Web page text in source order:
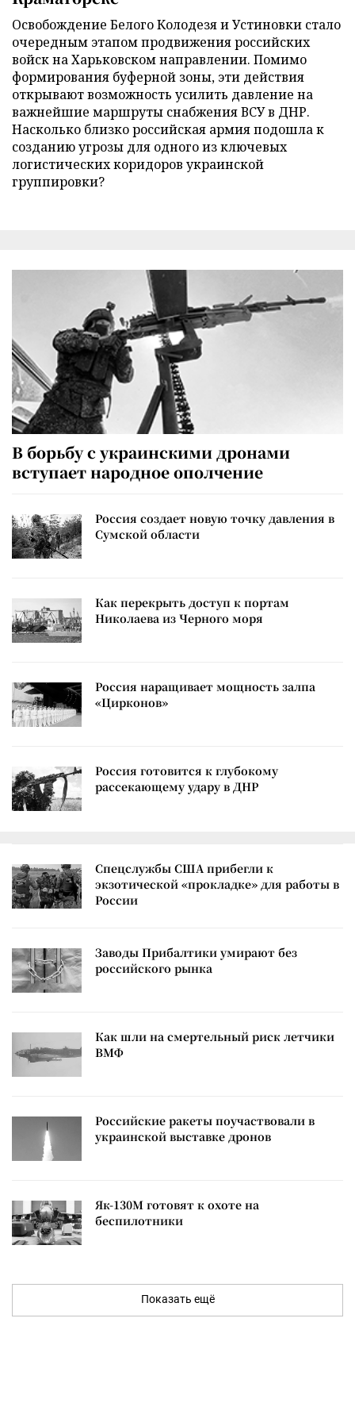
Освобождение Белого Колодезя и Устиновки стало
очередным этапом продвижения российских
войск на Харьковском направлении. Помимо
формирования буферной зоны, эти действия
открывают возможность усилить давление на
важнейшие маршруты снабжения ВСУ в ДНР.
Насколько близко российская армия подошла к
созданию угрозы для одного из ключевых
логистических коридоров украинской
группировки?
В борьбу с украинскими дронами
вступает народное ополчение
Россия создает новую точку давления в
Сумской области
Как перекрыть доступ к портам
Николаева из Черного моря
Россия наращивает мощность залпа
«Цирконов»
Россия готовится к глубокому
рассекающему удару в ДНР
Спецслужбы США прибегли к
экзотической «прокладке» для работы в
России
Заводы Прибалтики умирают без
российского рынка
Как шли на смертельный риск летчики
ВМФ
Российские ракеты поучаствовали в
украинской выставке дронов
Як-130М готовят к охоте на
беспилотники
Показать ещё